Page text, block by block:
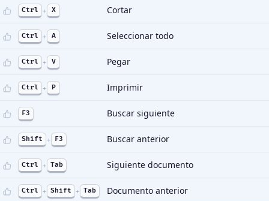
Ctrl + X Cortar
Ctrl + A Seleccionar todo
Ctrl + V Pegar
Ctrl + P Imprimir
F3 Buscar siguiente
Shift + F3 Buscar anterior
Ctrl + Tab Siguiente documento
Ctrl + Shift + Tab Documento anterior